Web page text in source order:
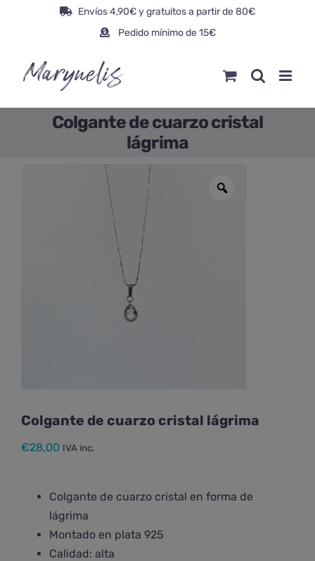
Envíos 4,90€ y gratuitos a partir de 80€
Pedido mínimo de 15€
Colgante de cuarzo cristal
lágrima
Colgante de cuarzo cristal lágrima
€28,00 IVA inc.
Colgante de cuarzo cristal en forma de
lágrima
Montado en plata 925
Calidad: alta